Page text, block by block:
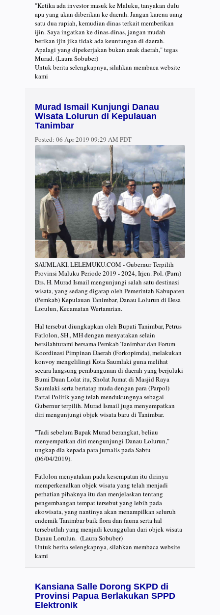
"Ketika ada investor masuk ke Maluku, tanyakan dulu
apa yang akan diberikan ke daerah. Jangan karena uang
satu dua rupiah, kemudian dinas terkait memberikan
ijin. Saya ingatkan ke dinas-dinas, jangan mudah
berikan ijin jika tidak ada keuntungan di daerah.
Apalagi yang dipekerjakan bukan anak daerah," tegas
Murad. (Laura Sobuber)
Untuk berita selengkapnya, silahkan membaca website
kami
Murad Ismail Kunjungi Danau
Wisata Lolurun di Kepulauan
Tanimbar
Posted: 06 Apr 2019 09:29 AM PDT
SAUMLAKI, LELEMUKU.COM - Gubernur Terpilih
Provinsi Maluku Periode 2019 - 2024, Irjen. Pol. (Purn)
Drs. H. Murad Ismail mengunjungi salah satu destinasi
wisata, yang sedang digarap oleh Pemerintah Kabupaten
(Pemkab) Kepulauan Tanimbar, Danau Lolurun di Desa
Lorulun, Kecamatan Wertamrian.
Hal tersebut diungkapkan oleh Bupati Tanimbar, Petrus
Fatlolon, SH., MH dengan menyatakan selain
bersilahturami bersama Pemkab Tanimbar dan Forum
Koordinasi Pimpinan Daerah (Forkopimda), melakukan
konvoy mengelilingi Kota Saumlaki guna melihat
secara langsung pembangunan di daerah yang berjuluki
Bumi Duan Lolat itu, Sholat Jumat di Masjid Raya
Saumlaki serta bertatap muda dengan para (Parpol)
Partai Politik yang telah mendukungnya sebagai
Gubernur terpilih. Murad Ismail juga menyempatkan
diri mengunjungi objek wisata baru di Tanimbar.
"Tadi sebelum Bapak Murad berangkat, beliau
menyempatkan diri mengunjungi Danau Lolurun,"
ungkap dia kepada para jurnalis pada Sabtu
(06/04/2019).
Fatlolon menyatakan pada kesempatan itu dirinya
memperkenalkan objek wisata yang telah menjadi
perhatian pihaknya itu dan menjelaskan tentang
pengembangan tempat tersebut yang lebih pada
ekowisata, yang nantinya akan menampilkan seluruh
endemik Tanimbar baik flora dan fauna serta hal
tersebutlah yang menjadi keunggulan dari objek wisata
Danau Lorulun. (Laura Sobuber)
Untuk berita selengkapnya, silahkan membaca website
kami
Kansiana Salle Dorong SKPD di
Provinsi Papua Berlakukan SPPD
Elektronik